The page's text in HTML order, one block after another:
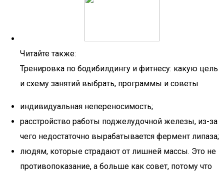
Читайте также:
Тренировка по бодибилдингу и фитнесу: какую цель
и схему занятий выбрать, программы и советы
индивидуальная непереносимость;
расстройство работы поджелудочной железы, из-за
чего недостаточно вырабатывается фермент липаза;
людям, которые страдают от лишней массы. Это не
противопоказание, а больше как совет, потому что